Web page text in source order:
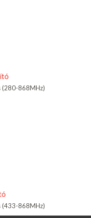
(280-868MHz)
(433-868MHz)